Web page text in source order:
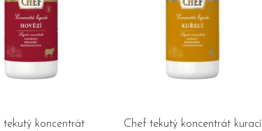
tekutý koncentrát
Chef tekutý koncentrát kurací